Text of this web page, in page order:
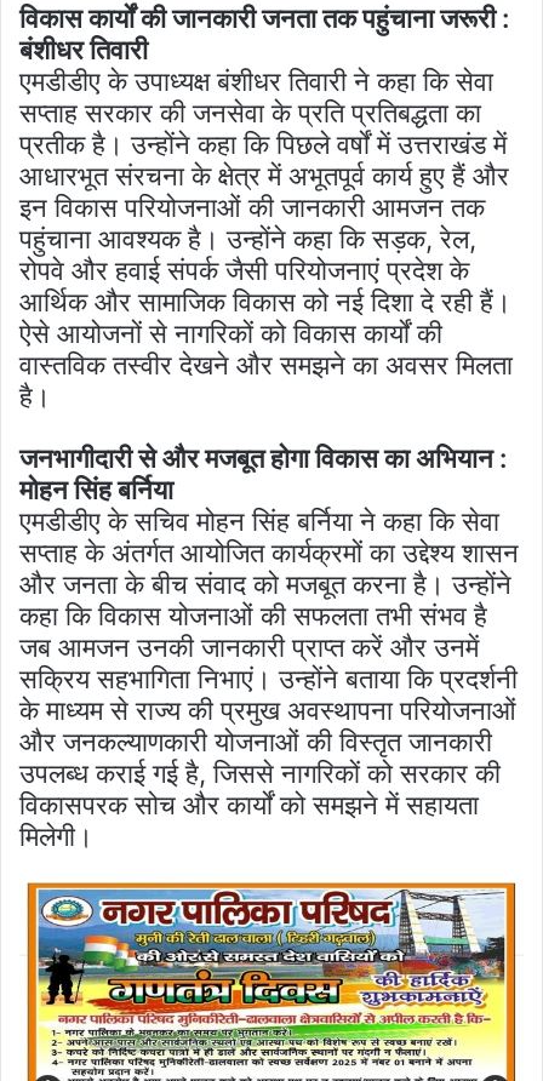
विकास कार्यों की जानकारी जनता तक पहुंचाना जरूरी :
बंशीधर तिवारी
एमडीडीए के उपाध्यक्ष बंशीधर तिवारी ने कहा कि सेवा
सप्ताह सरकार की जनसेवा के प्रति प्रतिबद्धता का
प्रतीक है। उन्होंने कहा कि पिछले वर्षों में उत्तराखंड में
आधारभूत संरचना के क्षेत्र में अभूतपूर्व कार्य हुए हैं और
इन विकास परियोजनाओं की जानकारी आमजन तक
पहुंचाना आवश्यक है। उन्होंने कहा कि सड़क, रेल,
रोपवे और हवाई संपर्क जैसी परियोजनाएं प्रदेश के
आर्थिक और सामाजिक विकास को नई दिशा दे रही हैं।
ऐसे आयोजनों से नागरिकों को विकास कार्यों की
वास्तविक तस्वीर देखने और समझने का अवसर मिलता
है।
जनभागीदारी से और मजबूत होगा विकास का अभियान :
मोहन सिंह बर्निया
एमडीडीए के सचिव मोहन सिंह बर्निया ने कहा कि सेवा
सप्ताह के अंतर्गत आयोजित कार्यक्रमों का उद्देश्य शासन
और जनता के बीच संवाद को मजबूत करना है। उन्होंने
कहा कि विकास योजनाओं की सफलता तभी संभव है
जब आमजन उनकी जानकारी प्राप्त करें और उनमें
सक्रिय सहभागिता निभाएं। उन्होंने बताया कि प्रदर्शनी
के माध्यम से राज्य की प्रमुख अवस्थापना परियोजनाओं
और जनकल्याणकारी योजनाओं की विस्तृत जानकारी
उपलब्ध कराई गई है, जिससे नागरिकों को सरकार की
विकासपरक सोच और कार्यों को समझने में सहायता
मिलेगी।